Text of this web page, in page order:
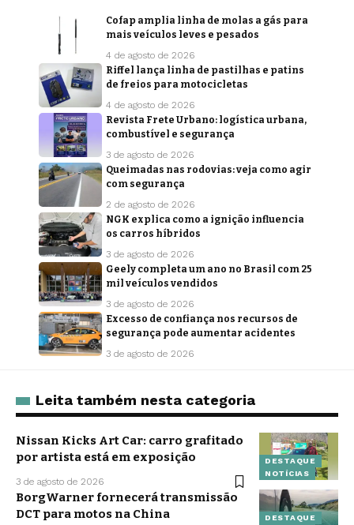
Cofap amplia linha de molas a gás para
mais veículos leves e pesados
4 de agosto de 2026
Riffel lança linha de pastilhas e patins
de freios para motocicletas
4 de agosto de 2026
Revista Frete Urbano: logística urbana,
combustível e segurança
3 de agosto de 2026
Queimadas nas rodovias: veja como agir
com segurança
2 de agosto de 2026
NGK explica como a ignição influencia
os carros híbridos
3 de agosto de 2026
Geely completa um ano no Brasil com 25
mil veículos vendidos
3 de agosto de 2026
Excesso de confiança nos recursos de
segurança pode aumentar acidentes
3 de agosto de 2026
Leita também nesta categoria
DESTAQUE
NOTÍCIAS
Nissan Kicks Art Car: carro grafitado
por artista está em exposição
3 de agosto de 2026
DESTAQUE
BorgWarner fornecerá transmissão
DCT para motos na China